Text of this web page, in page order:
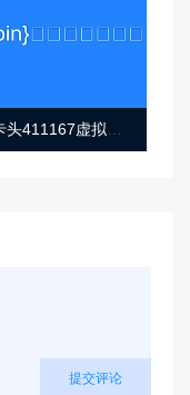
VISA卡头411167虚拟卡基础信息
提交评论